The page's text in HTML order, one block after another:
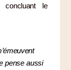
concluant le
pense aussi